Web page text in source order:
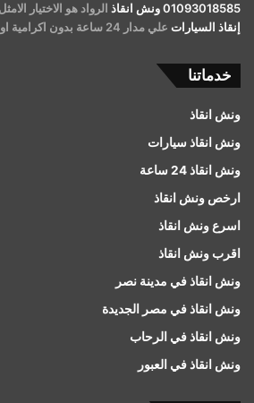
01093018585ونش انقاذ الرواد هو الاختيار
إنقاذ السيارات علي مدار 24 ساعة بدون اكرامية او رسوم اضافية.
خدماتنا
ونش انقاذ
ونش انقاذ سيارات
ونش انقاذ 24 ساعة
ارخص ونش انقاذ
اسرع ونش انقاذ
اقرب ونش انقاذ
ونش انقاذ في مدينة نصر
ونش انقاذ في مصر الجديدة
ونش انقاذ في الرحاب
ونش انقاذ في العبور